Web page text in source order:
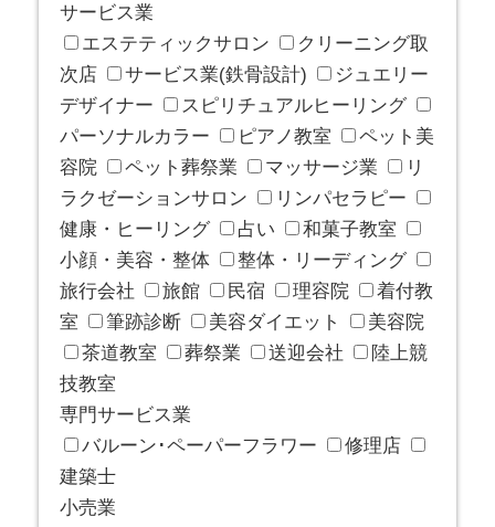
サービス業
エステティックサロン
クリーニング取
次店
サービス業(鉄骨設計)
ジュエリー
デザイナー
スピリチュアルヒーリング
パーソナルカラー
ピアノ教室
ペット美
容院
ペット葬祭業 マッサージ業
リ
ラクゼーションサロン
リンパセラピー
健康・ヒーリング
占い
和菓子教室
小顔・美容・整体
整体・リーディング
旅行会社
旅館 民宿 理容院
着付教
室
筆跡診断 美容ダイエット
美容院
茶道教室
葬祭業 送迎会社
陸上競
技教室
専門サービス業
バルーン･ペーパーフラワー
修理店
建築士
小売業